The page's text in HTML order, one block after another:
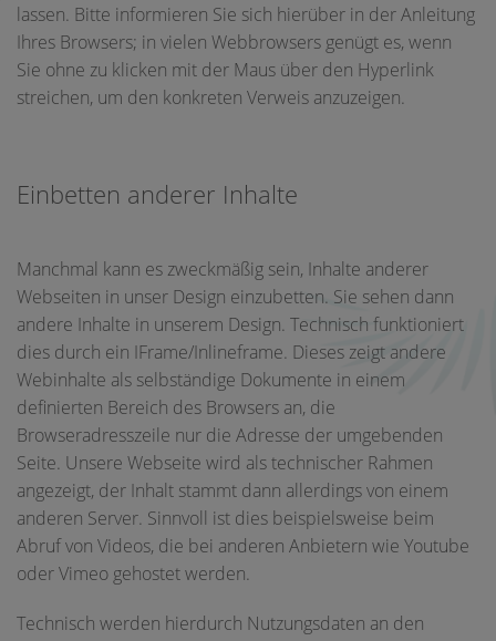
lassen. Bitte informieren Sie sich hierüber in der Anleitung
Ihres Browsers; in vielen Webbrowsers genügt es, wenn
Sie ohne zu klicken mit der Maus über den Hyperlink
streichen, um den konkreten Verweis anzuzeigen.
Einbetten anderer Inhalte
Manchmal kann es zweckmäßig sein, Inhalte anderer
Webseiten in unser Design einzubetten. Sie sehen dann
andere Inhalte in unserem Design. Technisch funktioniert
dies durch ein IFrame/Inlineframe. Dieses zeigt andere
Webinhalte als selbständige Dokumente in einem
definierten Bereich des Browsers an, die
Browseradresszeile nur die Adresse der umgebenden
Seite. Unsere Webseite wird als technischer Rahmen
angezeigt, der Inhalt stammt dann allerdings von einem
anderen Server. Sinnvoll ist dies beispielsweise beim
Abruf von Videos, die bei anderen Anbietern wie Youtube
oder Vimeo gehostet werden.
Technisch werden hierdurch Nutzungsdaten an den